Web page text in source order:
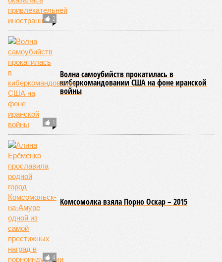
2
1
Волна самоубийств прокатилась в
киберкомандовании США на фоне иранской
войны
4
Комсомолка взяла Порно Оскар – 2015